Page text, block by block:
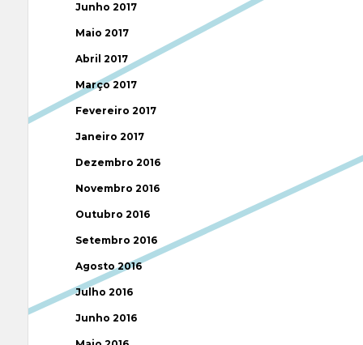
Junho 2017
Maio 2017
Abril 2017
Março 2017
Fevereiro 2017
Janeiro 2017
Dezembro 2016
Novembro 2016
Outubro 2016
Setembro 2016
Agosto 2016
Julho 2016
Junho 2016